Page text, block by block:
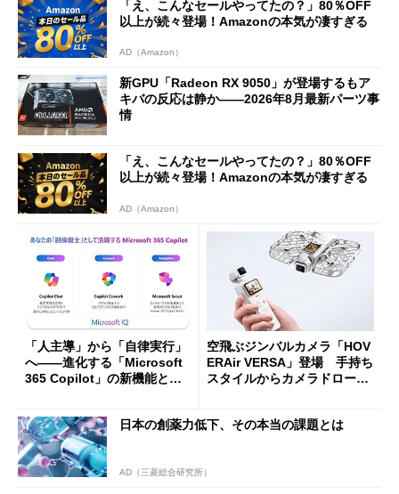
「え、こんなセールやってたの？」80％OFF
以上が続々登場！Amazonの本気が凄すぎる
AD（Amazon）
新GPU「Radeon RX 9050」が登場するもア
キバの反応は静か――2026年8月最新パーツ事
情
「え、こんなセールやってたの？」80％OFF
以上が続々登場！Amazonの本気が凄すぎる
AD（Amazon）
「人主導」から「自律実行」
へ――進化する「Microsoft
365 Copilot」の新機能とエ
空飛ぶジンバルカメラ「HOV
ERAir VERSA」登場 手持ち
スタイルからカメラドローン
日本の創薬力低下、その本当の課題とは
AD（三菱総合研究所）